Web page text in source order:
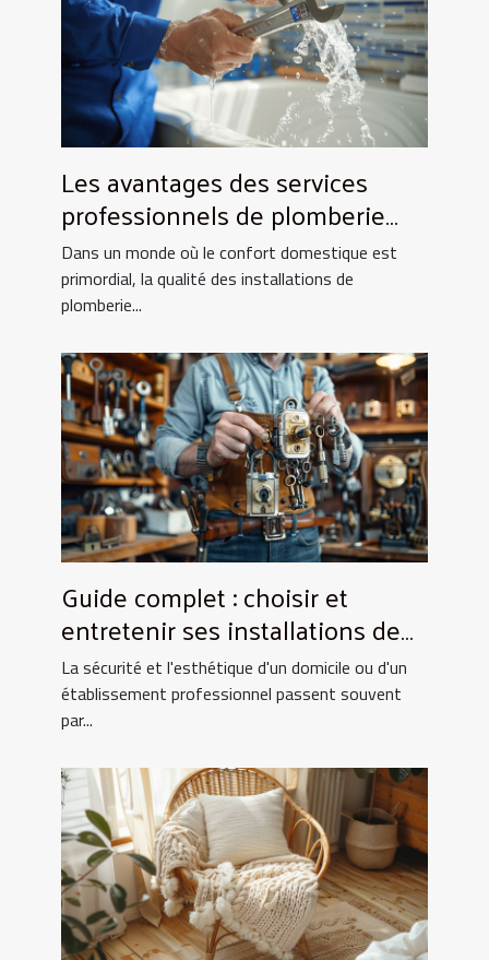
Les avantages des services
professionnels de plomberie
pour votre foyer
Dans un monde où le confort domestique est
primordial, la qualité des installations de
plomberie...
Guide complet : choisir et
entretenir ses installations de
fermeture
La sécurité et l'esthétique d'un domicile ou d'un
établissement professionnel passent souvent
par...